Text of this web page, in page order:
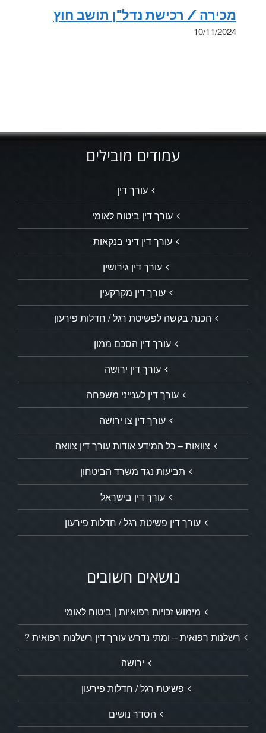
מכירה / רכישת נדל"ן תושב חוץ
10/11/2024
עמודים מובילים
עורך דין
עורך דין ביטוח לאומי
עורך דין דיני בנקאות
עורך דין גירושין
עורך דין מקרקעין
הכנת בקשה לפשיטת רגל / חדלות פירעון
עורך דין הסכם ממון
עורך דין ירושה
עורך דין לענייני משפחה
עורך דין צו ירושה
צוואות – כל המידע אודות עורך דין צוואה
תביעות נגד משרד הביטחון
עורך דין בישראל
עורך דין פשיטת רגל / חדלות פירעון
נושאים חשובים
מימוש זכויות רפואיות | ביטוח לאומי
רשלנות רפואית – ומתי נדרש עורך דין רשלנות רפואית ?
ירושה
פשיטת רגל / חדלות פירעון
הסדר נושים